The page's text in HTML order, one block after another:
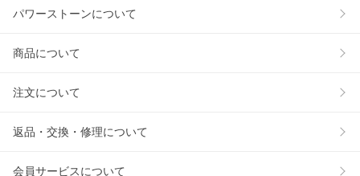
パワーストーンについて
商品について
注文について
返品・交換・修理について
会員サービスについて